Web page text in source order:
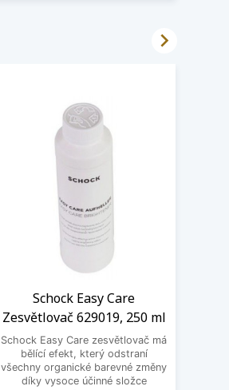
Schock Easy Care
Zesvětlovač 629019, 250 ml
Schock Easy Care zesvětlovač má
bělící efekt, který odstraní
všechny organické barevné změny
díky vysoce účinné složce
